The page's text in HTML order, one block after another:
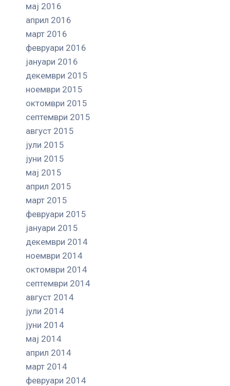
мај 2016
април 2016
март 2016
февруари 2016
јануари 2016
декември 2015
ноември 2015
октомври 2015
септември 2015
август 2015
јули 2015
јуни 2015
мај 2015
април 2015
март 2015
февруари 2015
јануари 2015
декември 2014
ноември 2014
октомври 2014
септември 2014
август 2014
јули 2014
јуни 2014
мај 2014
април 2014
март 2014
февруари 2014